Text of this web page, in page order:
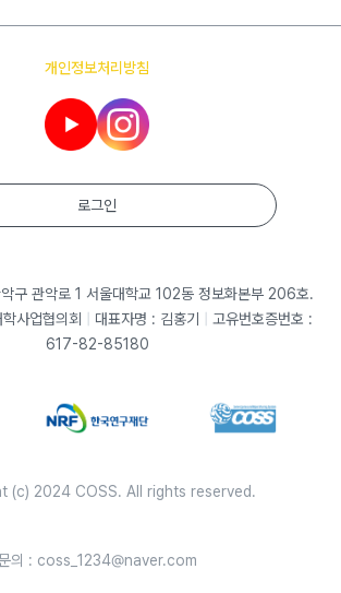
개인정보처리방침
로그인
구 관악로 1 서울대학교 102동 정보화본부 206호.
사업협의회
대표자명 : 김홍기
고유번호증번호 :
617-82-85180
(c) 2024 COSS. All rights reserved.
문의 : coss_1234@naver.com